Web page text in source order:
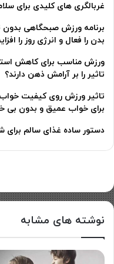
غربالگری های کلیدی برای
برنامه ورزش صبحگاهی بدون
بدن را فعال و انرژی روز را
ورزش مناسب برای کاهش
تاثیر را بر آرامش ذهن دارند؟
تاثیر ورزش روی کیفیت
برای خواب عمیق و بدون بی
دستور ساده غذای سالم برای
نوشته های مشابه